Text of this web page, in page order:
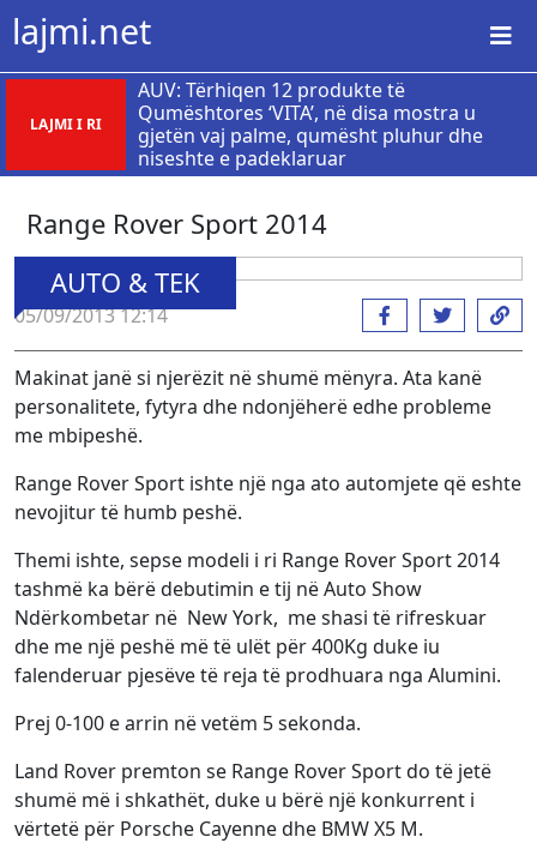
lajmi.net
LAJMI I RI
AUV: Tërhiqen 12 produkte të
Qumështores ‘VITA’, në disa mostra u
gjetën vaj palme, qumësht pluhur dhe
niseshte e padeklaruar
Range Rover Sport 2014
AUTO & TEK
05/09/2013 12:14
Makinat janë si njerëzit në shumë mënyra. Ata kanë
personalitete, fytyra dhe ndonjëherë edhe probleme
me mbipeshë.
Range Rover Sport ishte një nga ato automjete që eshte
nevojitur të humb peshë.
Themi ishte, sepse modeli i ri Range Rover Sport 2014
tashmë ka bërë debutimin e tij në Auto Show
Ndërkombetar në New York, me shasi të rifreskuar
dhe me një peshë më të ulët për 400Kg duke iu
falenderuar pjesëve të reja të prodhuara nga Alumini.
Prej 0-100 e arrin në vetëm 5 sekonda.
Land Rover premton se Range Rover Sport do të jetë
shumë më i shkathët, duke u bërë një konkurrent i
vërtetë për Porsche Cayenne dhe BMW X5 M.